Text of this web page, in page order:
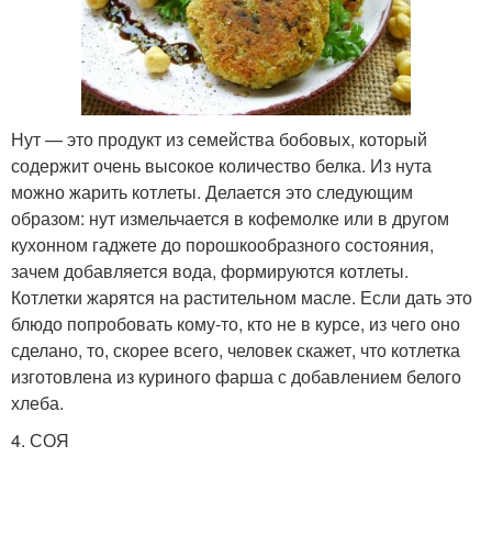
Нут — это продукт из семейства бобовых, который
содержит очень высокое количество белка. Из нута
можно жарить котлеты. Делается это следующим
образом: нут измельчается в кофемолке или в другом
кухонном гаджете до порошкообразного состояния,
зачем добавляется вода, формируются котлеты.
Котлетки жарятся на растительном масле. Если дать это
блюдо попробовать кому-то, кто не в курсе, из чего оно
сделано, то, скорее всего, человек скажет, что котлетка
изготовлена из куриного фарша с добавлением белого
хлеба.
4. СОЯ